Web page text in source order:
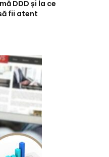
DDD și la ce
fii atent